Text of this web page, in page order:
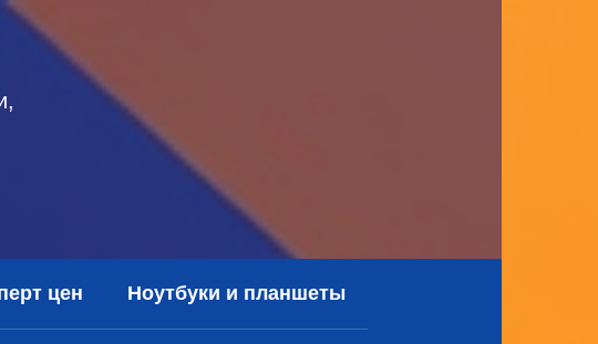
цен Ноутбуки и планшеты